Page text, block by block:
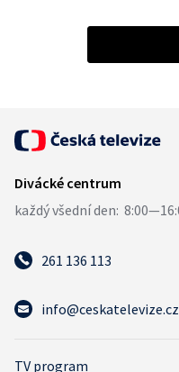
261 136 113
info@ceskatelevize.cz
TV program